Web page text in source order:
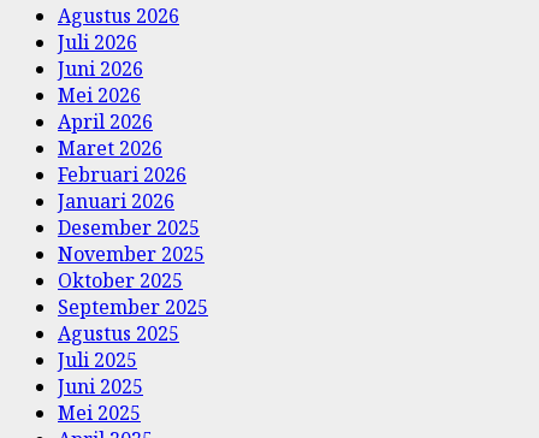
Agustus 2026
Juli 2026
Juni 2026
Mei 2026
April 2026
Maret 2026
Februari 2026
Januari 2026
Desember 2025
November 2025
Oktober 2025
September 2025
Agustus 2025
Juli 2025
Juni 2025
Mei 2025